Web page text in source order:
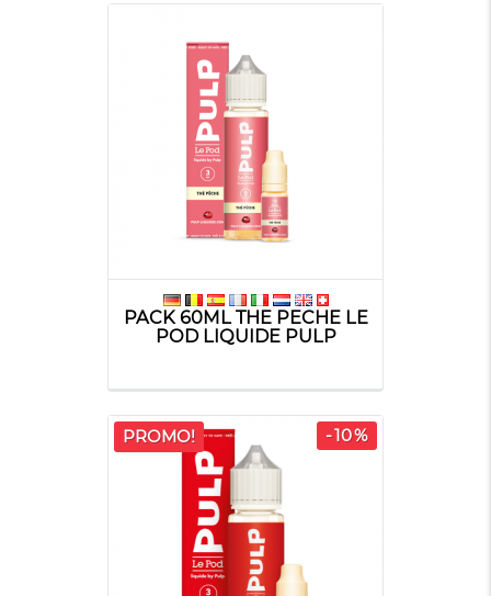
PACK 60ML THE PECHE LE
POD LIQUIDE PULP
PROMO! -10%